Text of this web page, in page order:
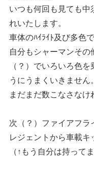
いつも何回も見ても中
れいたします。
車体のﾊｲﾗｲﾄ及び多色
自分もシャーマンそ
（？）でいろいろ色
うにうまくいきません
まだまだ数こなさな
次（？）ファイアフラ
レジェントから車載
（↑もう自分は持って